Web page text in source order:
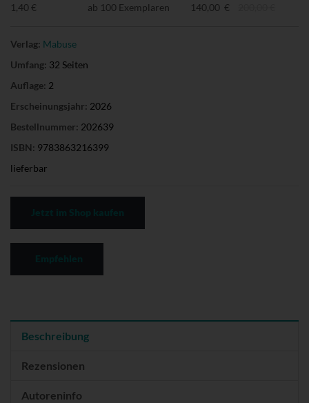
1,40 €
ab 100 Exemplaren 140,00 €
Verlag: Mabuse
Umfang: 32 Seiten
Auflage: 2
Erscheinungsjahr: 2026
Bestellnummer: 202639
ISBN: 9783863216399
lieferbar
Beschreibung
Rezensionen
Autoreninfo